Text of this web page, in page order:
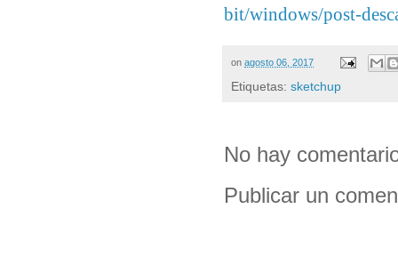
bit/windows/post-
on agosto 06, 2017
Etiquetas: sketchup
No hay
Publicar un